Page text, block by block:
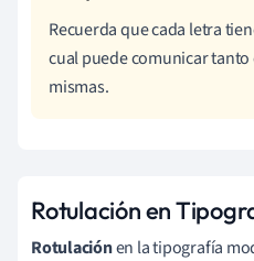
Recuerda que cada letra
cual puede comunicar
mismas.
Rotulación en
Rotulaciónen la tipografía